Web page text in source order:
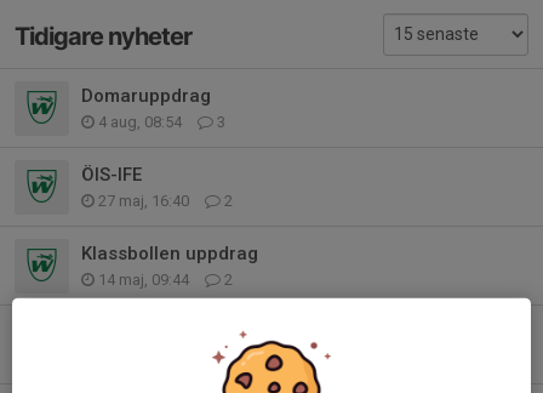
Tidigare nyheter
Domaruppdrag
4 aug, 08:54 3
ÖIS-IFE
27 maj, 16:40 2
Klassbollen uppdrag
14 maj, 09:44 2
0